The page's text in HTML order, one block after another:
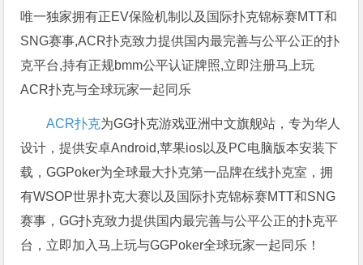
唯一独家拥有正EV保险机制以及国际扑克锦标赛MTT和
SNG赛事,ACR扑克致力提供国内最完善与公平公正的扑
克平台,持有正规bmm公平认证牌照,立即注册马上玩
ACR扑克与全球玩家一起同乐
ACR扑克为GG扑克游戏亚洲中文旗舰站，专为华人
设计，提供安卓Android,苹果ios以及PC电脑版本安装下
载，GGPoker为全球最大扑克第一品牌在线扑克室，拥
有WSOP世界扑克大赛以及国际扑克锦标赛MTT和SNG
赛事，GG扑克致力提供国内最完善与公平公正的扑克平
台，立即加入马上玩与GGPoker全球玩家一起同乐！